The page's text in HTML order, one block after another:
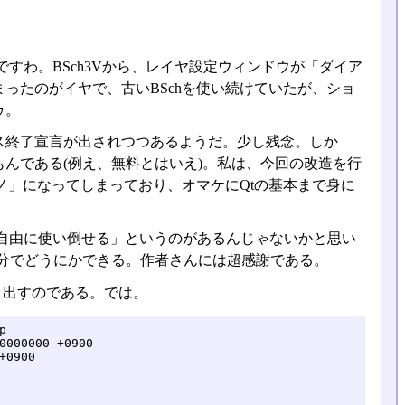
わ。BSch3Vから、レイヤ設定ウィンドウが「ダイア
たのがイヤで、古いBSchを使い続けていたが、ショ
終了宣言が出されつつあるようだ。少し残念。しか
である(例え、無料とはいえ)。私は、今回の改造を行
になってしまっており、オマケにQtの基本まで身に
に使い倒せる」というのがあるんじゃないかと思い
どうにかできる。作者さんには超感謝である。
すのである。では。
= QColor("white");	break;
-	case DRAW_DARK:		col = QColor("orange");	break;
+